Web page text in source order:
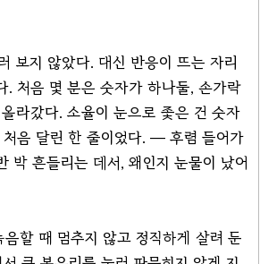
보지 않았다. 대신 반응이 뜨는 자리
. 처음 몇 분은 숫자가 하나둘, 손가락
라갔다. 소율이 눈으로 좇은 건 숫자
처음 달린 한 줄이었다. — 후렴 들어가
박 흔들리는 데서, 왜인지 눈물이 났어
할 때 멈추지 않고 정직하게 살려 둔